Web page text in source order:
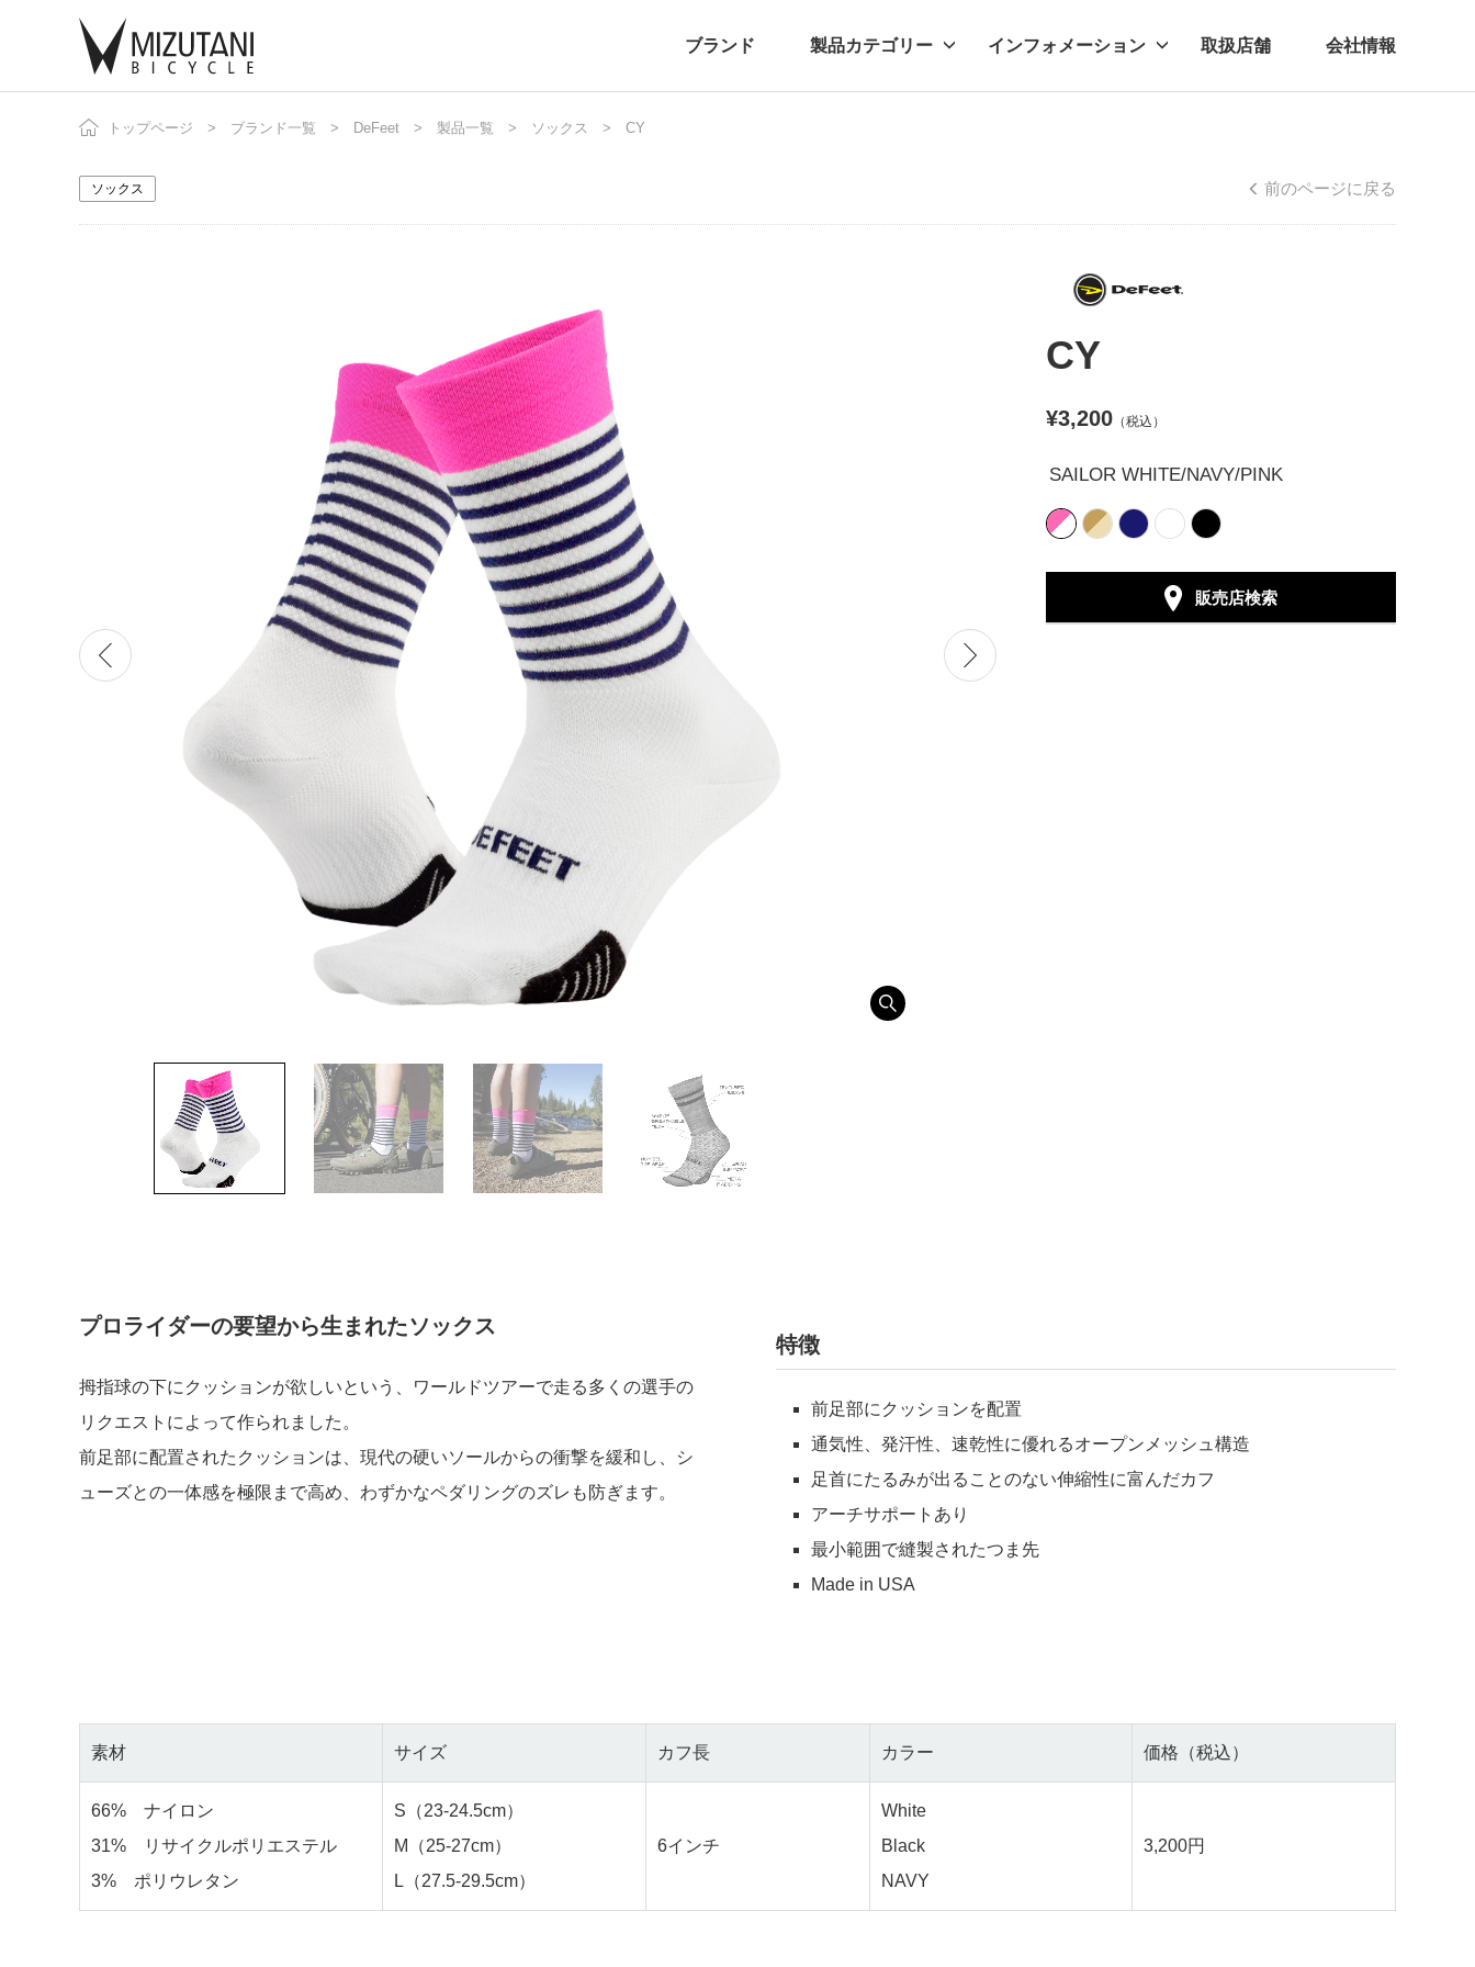
ブランド 製品カテゴリー
自転車 自転車パーツ
インフォメーション
ニュース プレスリリース
取扱店舗 会社情報
トップページ ブランド一覧 DeFeet 製品一覧 ソックス CY
ソックス 前のページに戻る
CY
¥3,200 （税込）
SAILOR WHITE/NAVY/PINK
販売店検索
プロライダーの要望から生まれたソックス
拇指球の下にクッションが欲しいという、ワールドツアーで走る多くの選手の
リクエストによって作られました。
前足部に配置されたクッションは、現代の硬いソールからの衝撃を緩和し、シ
ューズとの一体感を極限まで高め、わずかなペダリングのズレも防ぎます。
特徴
前足部にクッションを配置
通気性、発汗性、速乾性に優れるオープンメッシュ構造
足首にたるみが出ることのない伸縮性に富んだカフ
アーチサポートあり
最小範囲で縫製されたつま先
Made in USA
素材 サイズ カフ長 カラー 価格（税込）
66% ナイロン
31% リサイクルポリエステル
3% ポリウレタン
S（23-24.5cm）
M（25-27cm）
L（27.5-29.5cm）
6インチ
White
Black
NAVY
3,200円